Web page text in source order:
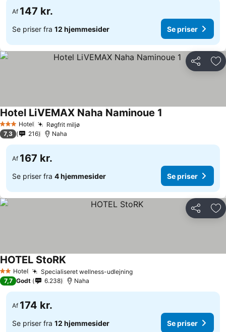
Af 147 kr.
Se priser fra 12 hjemmesider Se priser
Del
3 StjernerHotel Røgfrit miljøSe priser
Hotel LiVEMAX Naha Naminoue 1
7,3 216 Naha
Af 167 kr.
Se priser fra 4 hjemmesider Se priser
Del
2 Stjerner
Hotel Specialiseret wellness-udlejningSe priser
HOTEL StoRKSe priser
7,7 Godt 6.238 Naha
Af 174 kr.
Se priser fra 12 hjemmesider Se priser